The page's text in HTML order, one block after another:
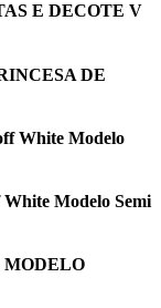
E DECOTE V
DE
White Modelo
Modelo Semi
MODELO